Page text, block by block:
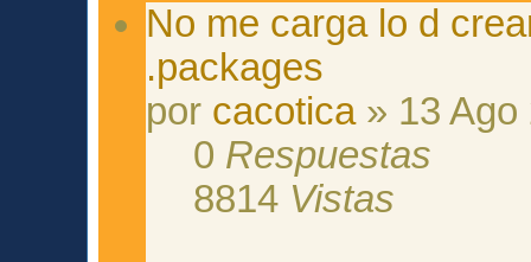
No me carga lo d
.packages
por cacotica» 13 Ago
0 Respuestas
8814 Vistas